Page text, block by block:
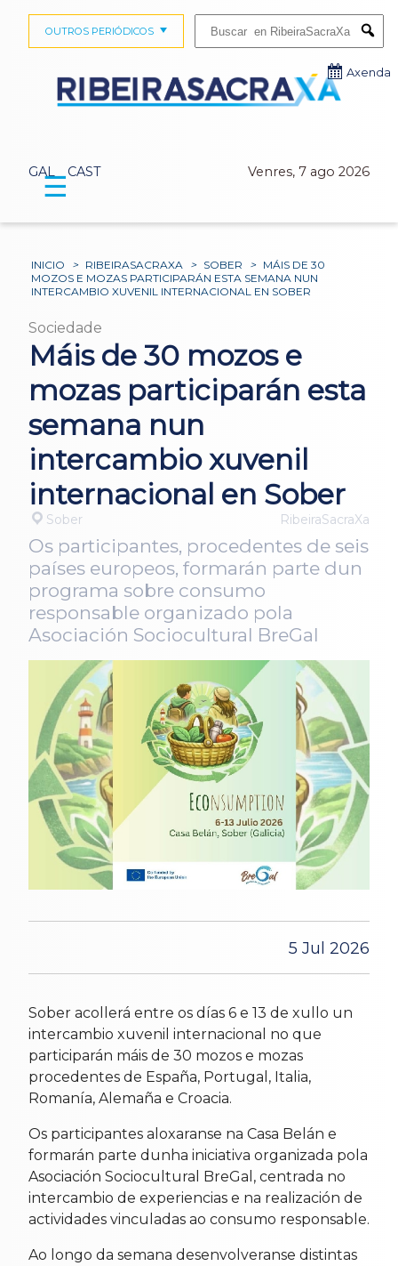
GAL CAST Venres, 7 ago 2026
OUTROS PERIÓDICOS
Axenda
☰
INICIO > RIBEIRASACRAXA > SOBER > MÁIS DE 30
MOZOS E MOZAS PARTICIPARÁN ESTA SEMANA NUN
INTERCAMBIO XUVENIL INTERNACIONAL EN SOBER
Sociedade
Máis de 30 mozos e
mozas participarán esta
semana nun
intercambio xuvenil
internacional en Sober
Sober RibeiraSacraXa
Os participantes, procedentes de seis
países europeos, formarán parte dun
programa sobre consumo
responsable organizado pola
Asociación Sociocultural BreGal
5 Jul 2026
Sober acollerá entre os días 6 e 13 de xullo un
intercambio xuvenil internacional no que
participarán máis de 30 mozos e mozas
procedentes de España, Portugal, Italia,
Romanía, Alemaña e Croacia.
Os participantes aloxaranse na Casa Belán e
formarán parte dunha iniciativa organizada pola
Asociación Sociocultural BreGal, centrada no
intercambio de experiencias e na realización de
actividades vinculadas ao consumo responsable.
Ao longo da semana desenvolveranse distintas